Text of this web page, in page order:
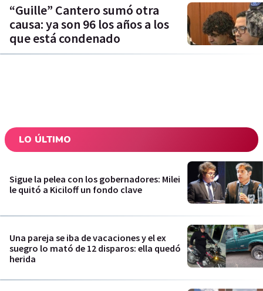
“Guille” Cantero sumó otra
causa: ya son 96 los años a los
que está condenado
LO ÚLTIMO
Sigue la pelea con los gobernadores: Milei
le quitó a Kiciloff un fondo clave
Una pareja se iba de vacaciones y el ex
suegro lo mató de 12 disparos: ella quedó
herida